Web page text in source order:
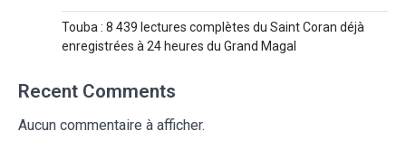
Touba : 8 439 lectures complètes du Saint Coran déjà
enregistrées à 24 heures du Grand Magal
Recent Comments
Aucun commentaire à afficher.